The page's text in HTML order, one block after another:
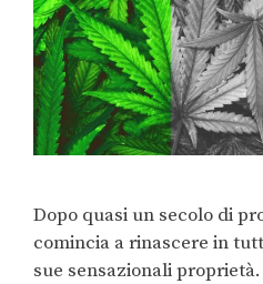
Dopo quasi un secolo di
comincia a rinascere in
sue sensazionali